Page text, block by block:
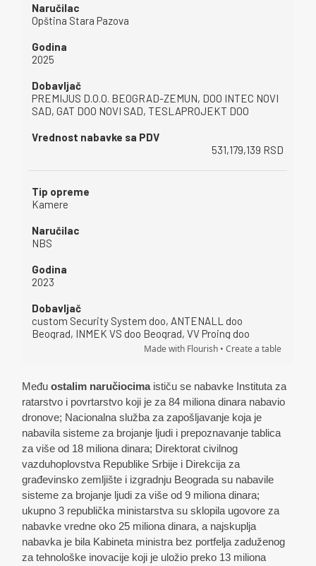
Međuostalim naručiocimaističu se nabavke Instituta za
ratarstvo i povrtarstvo koji je za 84 miliona dinara nabavio
dronove; Nacionalna služba za zapošljavanje koja je
nabavila sisteme za brojanje ljudi i prepoznavanje tablica
za više od 18 miliona dinara; Direktorat civilnog
vazduhoplovstva Republike Srbije i Direkcija za
građevinsko zemljište i izgradnju Beograda su nabavile
sisteme za brojanje ljudi za više od 9 miliona dinara;
ukupno 3 republička ministarstva su sklopila ugovore za
nabavke vredne oko 25 miliona dinara, a najskuplja
nabavka je bila Kabineta ministra bez portfelja zaduženog
za tehnološke inovacije koji je uložio preko 13 miliona